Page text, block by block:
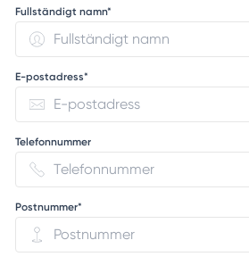
Fullständigt namn*
E-postadress*
Telefonnummer
Postnummer*